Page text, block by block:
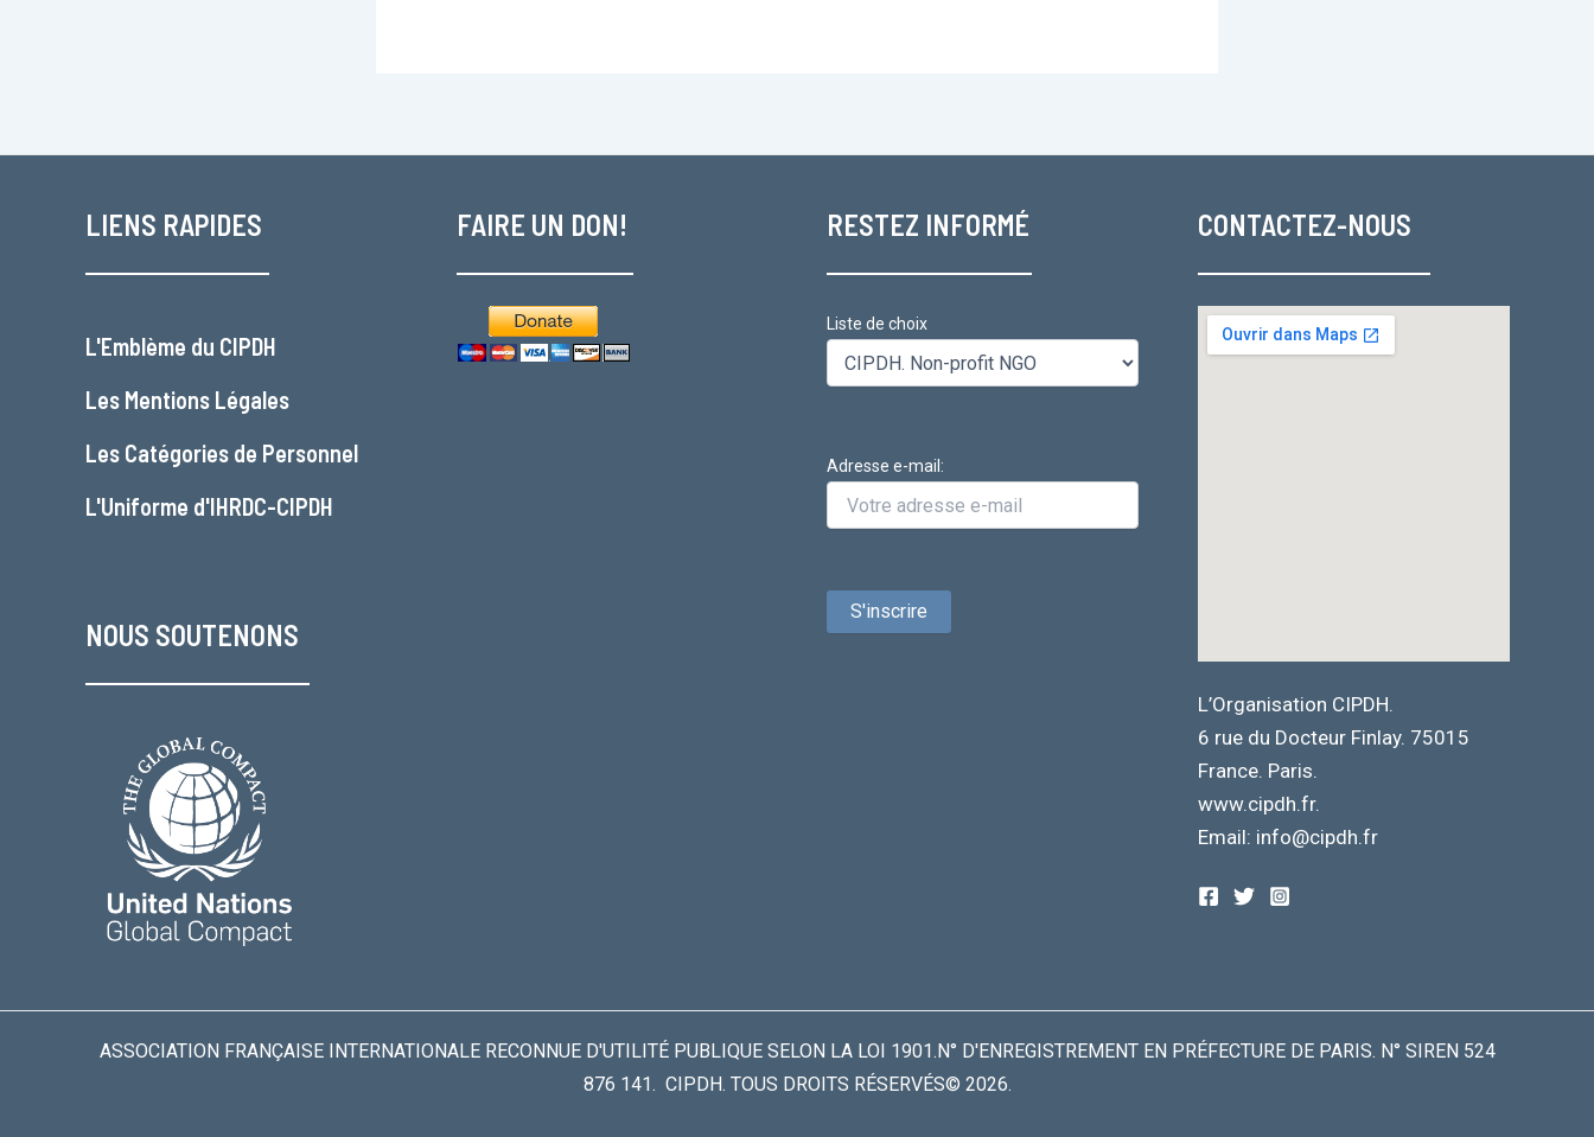
LIENS RAPIDES
L'Emblème du CIPDH
Les Mentions Légales
Les Catégories de Personnel
L'Uniforme d'IHRDC-CIPDH
NOUS SOUTENONS
FAIRE UN DON! RESTEZ INFORMÉ
Liste de choix
Adresse e-mail:
CONTACTEZ-NOUS
L’Organisation CIPDH.
6 rue du Docteur Finlay. 75015
France. Paris.
www.cipdh.fr.
Email: info@cipdh.fr
ASSOCIATION FRANÇAISE INTERNATIONALE RECONNUE D'UTILITÉ PUBLIQUE SELON LA LOI 1901.N° D'ENREGISTREMENT EN PRÉFECTURE DE PARIS. N° SIREN 524
876 141. CIPDH. TOUS DROITS RÉSERVÉS© 2026.